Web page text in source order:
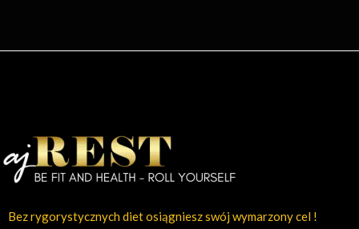
Bez rygorystycznych diet osiągniesz swój wymarzony cel !